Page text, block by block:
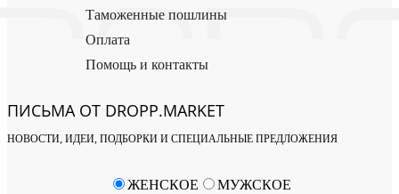
Таможенные пошлины
Оплата
Помощь и контакты
ПИСЬМА ОТ DROPP.MARKET
НОВОСТИ, ИДЕИ, ПОДБОРКИ И СПЕЦИАЛЬНЫЕ ПРЕДЛОЖЕНИЯ
ЖЕНСКОЕ МУЖСКОЕ